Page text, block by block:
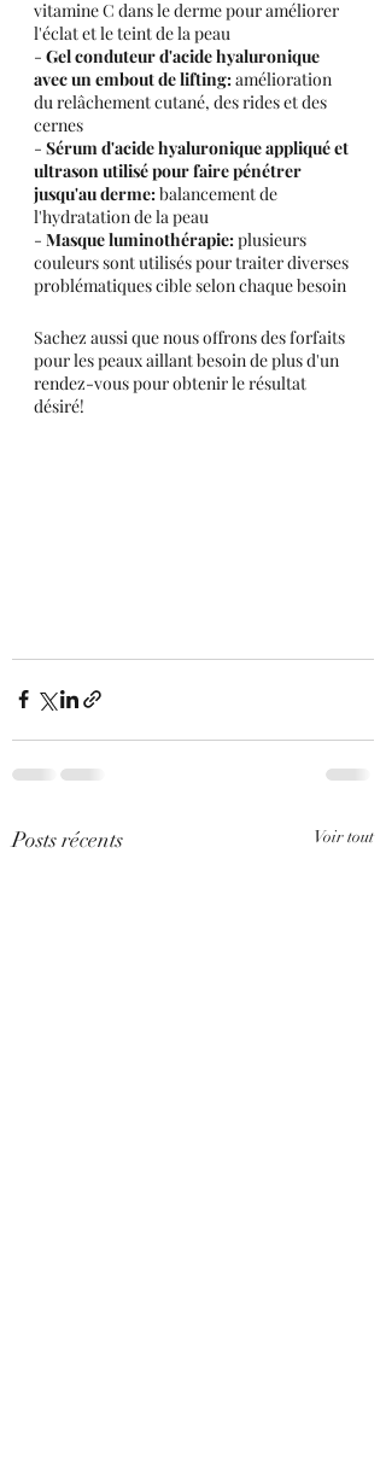
vitamine C dans le derme pour améliorer
l'éclat et le teint de la peau
- Gel conduteur d'acide hyaluronique
avec un embout de lifting: amélioration
du relâchement cutané, des rides et des
cernes
- Sérum d'acide hyaluronique appliqué et
ultrason utilisé pour faire pénétrer
jusqu'au derme: balancement de
l'hydratation de la peau
- Masque luminothérapie: plusieurs
couleurs sont utilisés pour traiter diverses
problématiques cible selon chaque besoin
Sachez aussi que nous offrons des forfaits
pour les peaux aillant besoin de plus d'un
rendez-vous pour obtenir le résultat
désiré!
Posts récents Voir tout